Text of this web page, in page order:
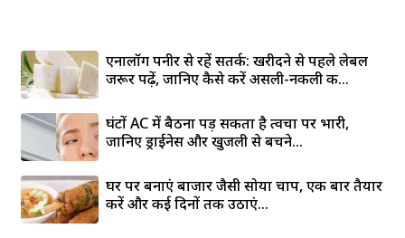
एनालॉग पनीर से रहें सतर्क: खरीदने से पहले लेबल
जरूर पढ़ें, जानिए कैसे करें असली-नकली की...
घंटों AC में बैठना पड़ सकता है त्वचा पर भारी,
जानिए ड्राईनेस और खुजली से बचने...
घर पर बनाएं बाजार जैसी सोया चाप, एक बार तैयार
करें और कई दिनों तक उठाएं...